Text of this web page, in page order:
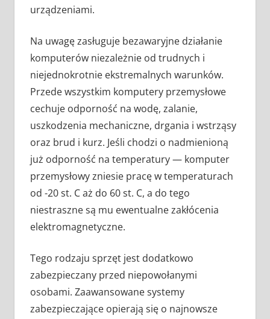
urządzeniami.
Na uwagę zasługuje bezawaryjne działanie
komputerów niezależnie od trudnych i
niejednokrotnie ekstremalnych warunków.
Przede wszystkim komputery przemysłowe
cechuje odporność na wodę, zalanie,
uszkodzenia mechaniczne, drgania i wstrząsy
oraz brud i kurz. Jeśli chodzi o nadmienioną
już odporność na temperatury — komputer
przemysłowy zniesie pracę w temperaturach
od -20 st. C aż do 60 st. C, a do tego
niestraszne są mu ewentualne zakłócenia
elektromagnetyczne.
Tego rodzaju sprzęt jest dodatkowo
zabezpieczany przed niepowołanymi
osobami. Zaawansowane systemy
zabezpieczające opierają się o najnowsze